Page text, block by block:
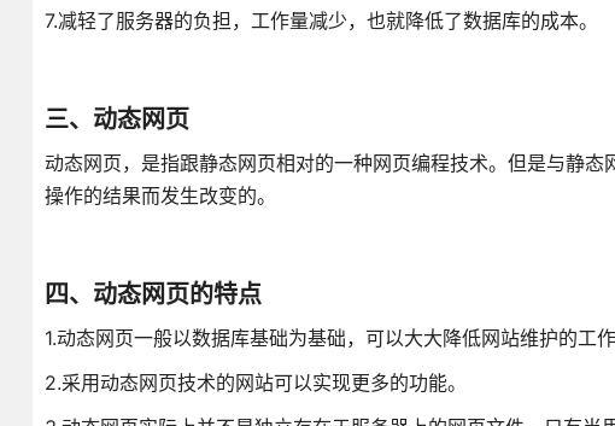
7.减轻了服务器的负担，工作量减少，也就降低了数据库的成本。
三、动态网页
动态网页，是指跟静态网页相对的一种网页编程技术。但是与静
操作的结果而发生改变的。
四、动态网页的特点
1.动态网页一般以数据库基础为基础，可以大大降低网站维护的工作
2.采用动态网页技术的网站可以实现更多的功能。